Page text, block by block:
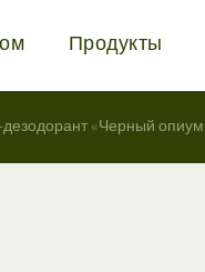
Продукты
«Черный